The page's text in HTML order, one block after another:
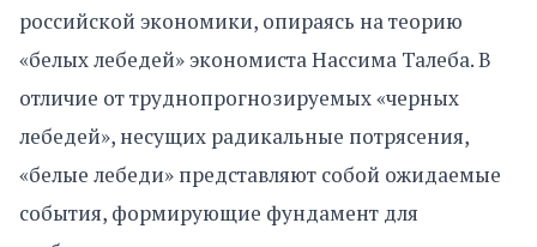
российской экономики, опираясь на теорию
«белых лебедей» экономиста Нассима Талеба. В
отличие от труднопрогнозируемых «черных
лебедей», несущих радикальные потрясения,
«белые лебеди» представляют собой ожидаемые
события, формирующие фундамент для